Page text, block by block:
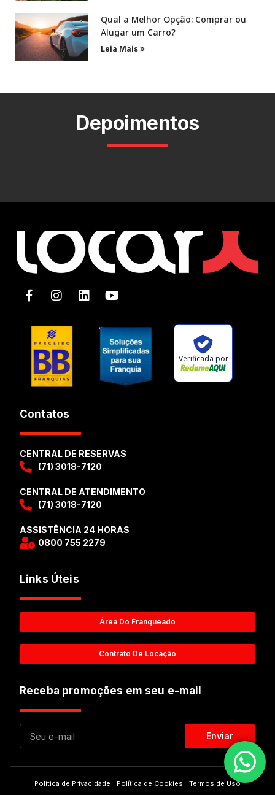
Qual a Melhor Opção: Comprar ou
Alugar um Carro?
Leia Mais »
Depoimentos
Verificada por
Contatos
CENTRAL DE RESERVAS
(71) 3018-7120
CENTRAL DE ATENDIMENTO
(71) 3018-7120
ASSISTÊNCIA 24 HORAS
0800 755 2279
Links Úteis
Área Do Franqueado
Contrato De Locação
Receba promoções em seu e-mail
Enviar
Política de Privacidade Política de Cookies Termos de Uso